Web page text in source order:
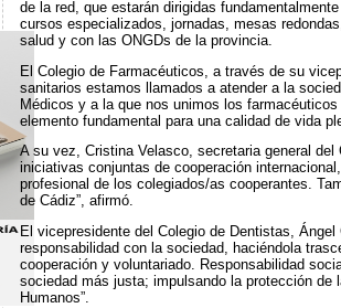
de la red, que estarán dirigidas
cursos especializados, jornadas, mesas
salud y con las ONGDs de la provincia.
El Colegio de Farmacéuticos, a través de su
sanitarios estamos llamados a atender a la
Médicos y a la que nos unimos los
elemento fundamental para una calidad de vida
A su vez, Cristina Velasco, secretaria general
iniciativas conjuntas de cooperación
profesional de los colegiados/as cooperantes.
de Cádiz”, afirmó.
El vicepresidente del Colegio de Dentistas,
responsabilidad con la sociedad, haciéndola
cooperación y voluntariado. Responsabilidad
sociedad más justa; impulsando la protección
Humanos”.